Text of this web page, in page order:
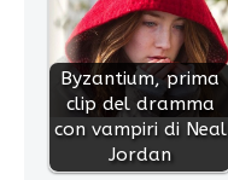
Byzantium, prima
clip del dramma
con vampiri di Neal
Jordan